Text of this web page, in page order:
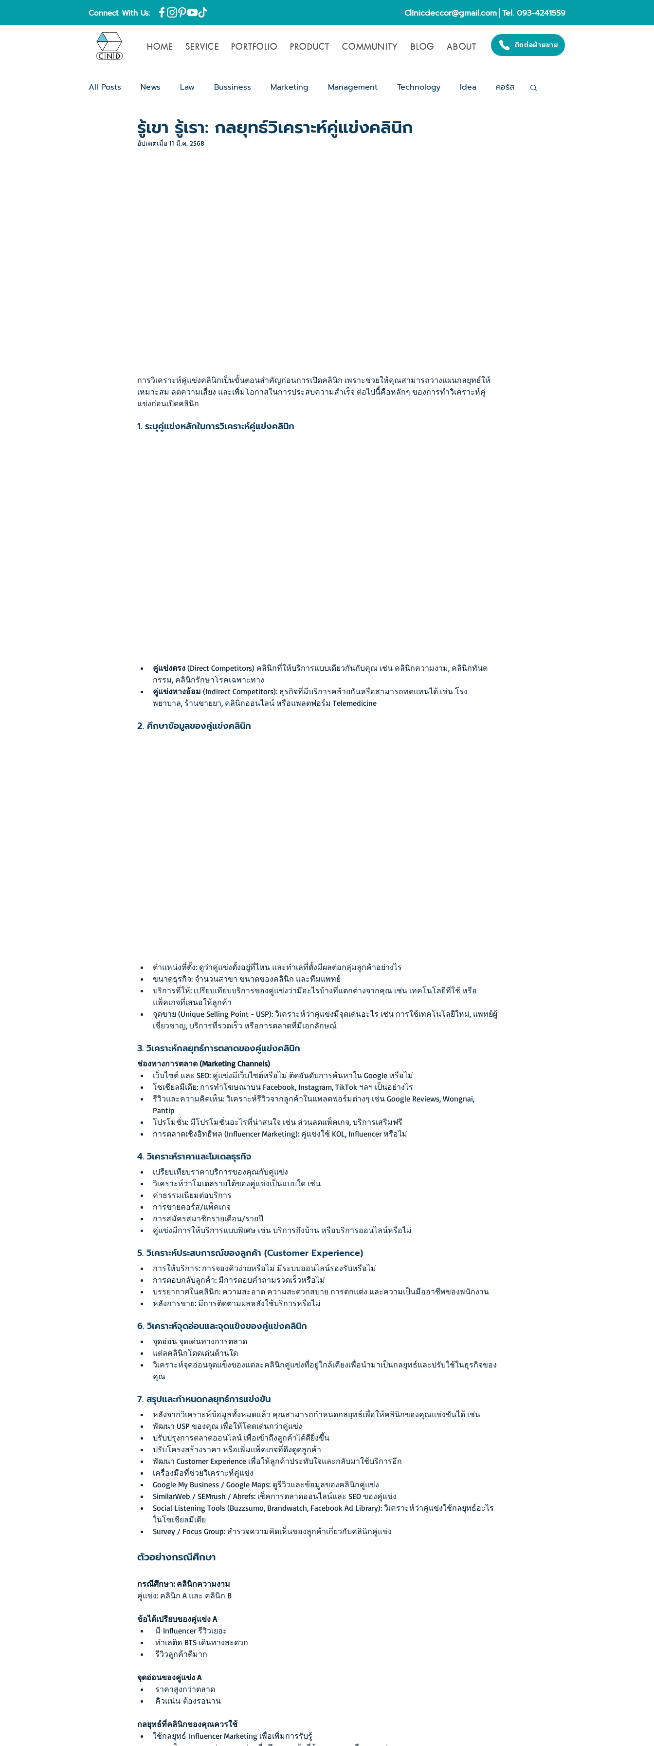
Connect With Us: Clinicdeccor@gmail.com │Tel. 093-4241559
HOME SERVICE PORTFOLIO PRODUCT COMMUNITY BLOG ABOUT ติดต่อฝ่ายขาย
All Posts News Law Bussiness Marketing Management Technology Idea คอร์ส
Content Blog ความรู้ ขั้นตอนขออนุญาตเปิดคลินิก
รู้เขา รู้เรา: กลยุทธ์วิเคราะห์คู่แข่งคลินิก
อัปเดตเมื่อ 11 มี.ค. 2568
การวิเคราะห์คู่แข่งคลินิกเป็นขั้นตอนสำคัญก่อนการเปิดคลินิก เพราะช่วยให้คุณสามารถวางแผนกลยุทธ์ให้
เหมาะสม ลดความเสี่ยง และเพิ่มโอกาสในการประสบความสำเร็จ ต่อไปนี้คือหลักๆ ของการทำวิเคราะห์คู่
แข่งก่อนเปิดคลินิก
1. ระบุคู่แข่งหลักในการวิเคราะห์คู่แข่งคลินิก
คู่แข่งตรง (Direct Competitors) คลินิกที่ให้บริการแบบเดียวกันกับคุณ เช่น คลินิกความงาม, คลินิกทันต
กรรม, คลินิกรักษาโรคเฉพาะทาง
คู่แข่งทางอ้อม (Indirect Competitors): ธุรกิจที่มีบริการคล้ายกันหรือสามารถทดแทนได้ เช่น โรง
พยาบาล, ร้านขายยา, คลินิกออนไลน์ หรือแพลตฟอร์ม Telemedicine
2. ศึกษาข้อมูลของคู่แข่งคลินิก
ตำแหน่งที่ตั้ง: ดูว่าคู่แข่งตั้งอยู่ที่ไหน และทำเลที่ตั้งมีผลต่อกลุ่มลูกค้าอย่างไร
ขนาดธุรกิจ: จำนวนสาขา ขนาดของคลินิก และทีมแพทย์
บริการที่ให้: เปรียบเทียบบริการของคู่แข่งว่ามีอะไรบ้างที่แตกต่างจากคุณ เช่น เทคโนโลยีที่ใช้ หรือ
แพ็คเกจที่เสนอให้ลูกค้า
จุดขาย (Unique Selling Point - USP): วิเคราะห์ว่าคู่แข่งมีจุดเด่นอะไร เช่น การใช้เทคโนโลยีใหม่, แพทย์ผู้
เชี่ยวชาญ, บริการที่รวดเร็ว หรือการตลาดที่มีเอกลักษณ์
3. วิเคราะห์กลยุทธ์การตลาดของคู่แข่งคลินิก
ช่องทางการตลาด (Marketing Channels)
เว็บไซต์ และ SEO: คู่แข่งมีเว็บไซต์หรือไม่ ติดอันดับการค้นหาใน Google หรือไม่
โซเชียลมีเดีย: การทำโฆษณาบน Facebook, Instagram, TikTok ฯลฯ เป็นอย่างไร
รีวิวและความคิดเห็น: วิเคราะห์รีวิวจากลูกค้าในแพลตฟอร์มต่างๆ เช่น Google Reviews, Wongnai,
Pantip
โปรโมชั่น: มีโปรโมชั่นอะไรที่น่าสนใจ เช่น ส่วนลดแพ็คเกจ, บริการเสริมฟรี
การตลาดเชิงอิทธิพล (Influencer Marketing): คู่แข่งใช้ KOL, Influencer หรือไม่
4. วิเคราะห์ราคาและโมเดลธุรกิจ
เปรียบเทียบราคาบริการของคุณกับคู่แข่ง
วิเคราะห์ว่าโมเดลรายได้ของคู่แข่งเป็นแบบใด เช่น
ค่าธรรมเนียมต่อบริการ
การขายคอร์ส/แพ็คเกจ
การสมัครสมาชิกรายเดือน/รายปี
คู่แข่งมีการให้บริการแบบพิเศษ เช่น บริการถึงบ้าน หรือบริการออนไลน์หรือไม่
5. วิเคราะห์ประสบการณ์ของลูกค้า (Customer Experience)
การให้บริการ: การจองคิวง่ายหรือไม่ มีระบบออนไลน์รองรับหรือไม่
การตอบกลับลูกค้า: มีการตอบคำถามรวดเร็วหรือไม่
บรรยากาศในคลินิก: ความสะอาด ความสะดวกสบาย การตกแต่ง และความเป็นมืออาชีพของพนักงาน
หลังการขาย: มีการติดตามผลหลังใช้บริการหรือไม่
6. วิเคราะห์จุดอ่อนและจุดแข็งของคู่แข่งคลินิก
จุดอ่อน จุดเด่นทางการตลาด
แต่ลคลินิกโดดเด่นด้านใด
วิเคราะห์จุดอ่อนจุดแข็งของแต่ละคลินิกคู่แข่งที่อยู่ใกล้เคียงเพื่อนำมาเป็นกลยุทธ์และปรับใช้ในธุรกิจของ
คุณ
7. สรุปและกำหนดกลยุทธ์การแข่งขัน
หลังจากวิเคราะห์ข้อมูลทั้งหมดแล้ว คุณสามารถกำหนดกลยุทธ์เพื่อให้คลินิกของคุณแข่งขันได้ เช่น
พัฒนา USP ของคุณ เพื่อให้โดดเด่นกว่าคู่แข่ง
ปรับปรุงการตลาดออนไลน์ เพื่อเข้าถึงลูกค้าได้ดียิ่งขึ้น
ปรับโครงสร้างราคา หรือเพิ่มแพ็คเกจที่ดึงดูดลูกค้า
พัฒนา Customer Experience เพื่อให้ลูกค้าประทับใจและกลับมาใช้บริการอีก
เครื่องมือที่ช่วยวิเคราะห์คู่แข่ง
Google My Business / Google Maps: ดูรีวิวและข้อมูลของคลินิกคู่แข่ง
SimilarWeb / SEMrush / Ahrefs: เช็คการตลาดออนไลน์และ SEO ของคู่แข่ง
Social Listening Tools (Buzzsumo, Brandwatch, Facebook Ad Library): วิเคราะห์ว่าคู่แข่งใช้กลยุทธ์อะไร
ในโซเชียลมีเดีย
Survey / Focus Group: สำรวจความคิดเห็นของลูกค้าเกี่ยวกับคลินิกคู่แข่ง
ตัวอย่างกรณีศึกษา
กรณีศึกษา: คลินิกความงาม
คู่แข่ง: คลินิก A และ คลินิก B
ข้อได้เปรียบของคู่แข่ง A
มี Influencer รีวิวเยอะ
ทำเลติด BTS เดินทางสะดวก
รีวิวลูกค้าดีมาก
จุดอ่อนของคู่แข่ง A
ราคาสูงกว่าตลาด
คิวแน่น ต้องรอนาน
กลยุทธ์ที่คลินิกของคุณควรใช้
ใช้กลยุทธ์ Influencer Marketing เพื่อเพิ่มการรับรู้